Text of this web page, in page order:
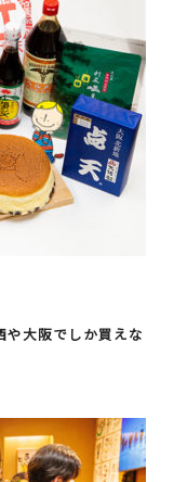
や大阪でしか買えな